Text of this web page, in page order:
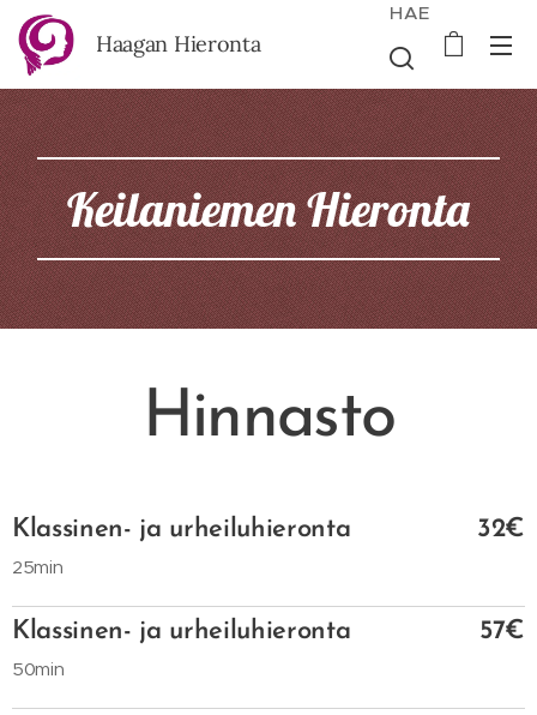
Haagan Hieronta
HAE
Keilaniemen Hieronta
Hinnasto
Klassinen- ja urheiluhieronta
25min
32€
Klassinen- ja urheiluhieronta
50min
57€